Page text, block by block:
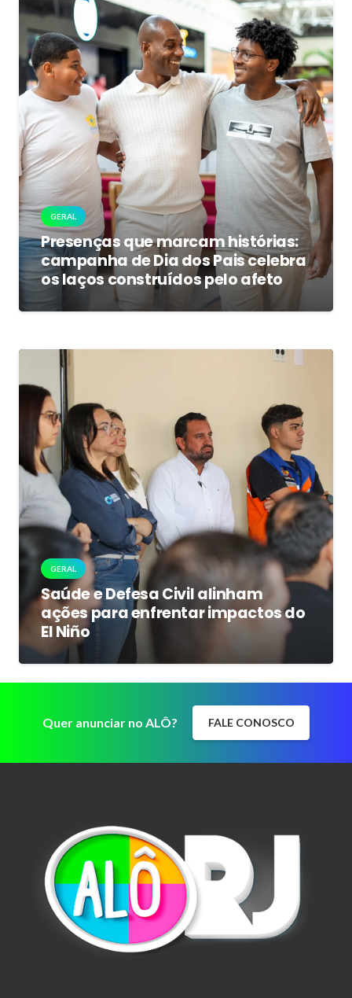
GERAL
Presenças que marcam histórias:
campanha de Dia dos Pais celebra
os laços construídos pelo afeto
GERAL
Saúde e Defesa Civil alinham
ações para enfrentar impactos do
El Niño
Quer anunciar no ALÔ? FALE CONOSCO